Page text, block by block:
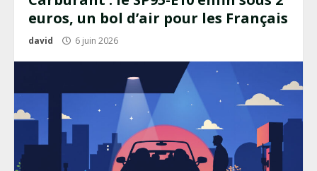
euros, un bol d’air pour les Français
david 6 juin 2026